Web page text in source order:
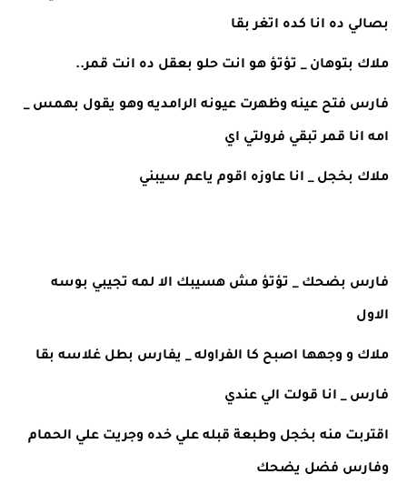
بصالي ده انا كده اتغر بقا
ملاك بتوهان _ تؤتؤ هو انت حلو بعقل ده انت قمر..
امه انا قمر تبقي فرولتي اي
ملاك بخجل _ انا عاوزه اقوم ياعم سيبني
الاول
ملاك و وجهها اصبح كا الفراوله _ يفارس بطل غلاسه بقا
فارس _ انا قولت الي عندي
وفارس فضل يضحك